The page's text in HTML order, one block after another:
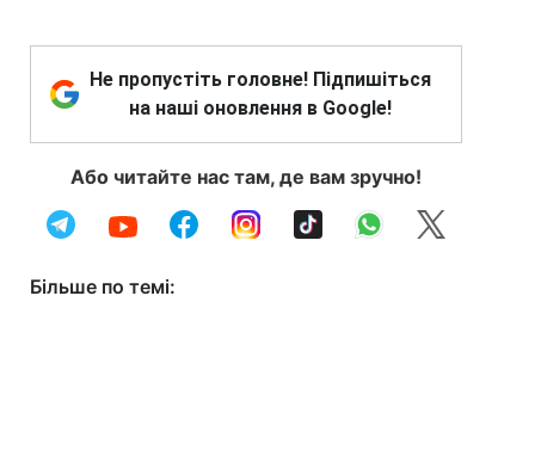
Не пропустіть головне! Підпишіться
на наші оновлення в Google!
Або читайте нас там, де вам зручно!
Більше по темі: